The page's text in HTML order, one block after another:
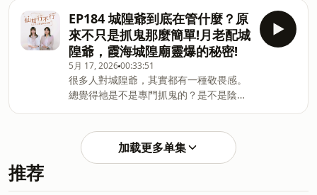
畫的就是它，代表冥王星、代表靈魂的覺
醒。老師一入住莊園，摸香第一支抽到的
就是絲柏，超有共時性。• 橄欖樹—
黏、太沒安全感，讓她壓力很大。我開始
解讀，看到一個奇異的畫面——她是希臘
女神阿芙洛狄忒（即維納斯），金髮碧
眼、從海裡走出來。那是我第一次看到歐
洲神話的前世。那一世，她先生是考古學
家，在古籍圖像裡愛上她的形象，連本人
都沒見過，就愛上了這個無法真正擁有的
女神。再往下看，清末民初上海灘，兩人
終於相遇——他是畫家，她是人體模特
兒，卻被戰亂生生拆散，他帶著遺憾過完
了那一生。好不容易這一世在一起
以為走進了美國大西部，月牙泉騎駱駝的
體驗也讓人印象深刻(駱駝很可愛)。但讓
我最無法忘記的，是莫高窟裡發生的兩件
事。🕌 先說說莫高窟莫高窟在敦煌，俗稱
千佛洞。西元366年開鑿，歷經十幾個朝
代，綿延1000多年，距今快1700年了。
現存735個洞窟，壁畫4.5萬平方公尺，彩
塑超過2400座，是全世界現存規模最大、
內容最豐富的佛教藝術寶庫，1987年列入
世界文化遺產。我們那天，只看了六七個
窟，就已經說不出話了。裡面全程禁止拍
之前，就有人先哭了進莫高窟之前，會先
EP184 城隍爺到底在管什麼？原
來不只是抓鬼那麼簡單!月老配城
隍爺，霞海城隍廟靈爆的秘密!
5月 17, 202600:33:51
很多人對城隍爺，其實都有一種敬畏感。
總覺得祂是不是專門抓鬼的？是不是陰
會城隍爺很久了。城隍爺，其實是守護城
市的神明很多人不知道，「城隍」這兩個
加载更多单集
推荐